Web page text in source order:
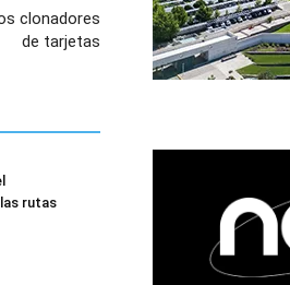
clonadores
de tarjetas
rutas